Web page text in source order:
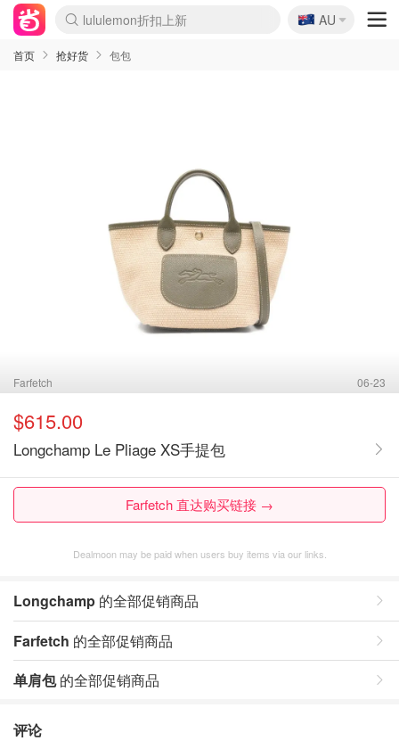
lululemon折扣上新
Sasa美妆护肤3.5折
SSENSE年中2.5折
FreshBeauty好价汇总
Cettire降价+叠9折
WWS Coles超市实拍
viagogo二手票捡漏
Myer超级周末
The Outnet奢牌1折起
David Jones 3折起
Flannels大牌1折
Perfumes Club护肤1折
AMIRO面罩$251
Amazon折扣汇总
eToro入金$200送$50
Amazon数码好物
ICONIC本周7.5折
ThedoubleF高奢地板价
Moose Knuckles 6折
丝芙兰5折起
EUFY摄像头$98
Selenichast首饰2折
Trip机票酒店促销
YSL送5件彩妆礼
Amazon家居好物
Amazon美妆护肤
雅漾大喷$8
过敏原检测盒$33
伊索独家赠50ml沐浴露
科颜氏高保湿面霜$29
SEALIFE海洋馆门票6折
丝塔芙大白罐$16
订阅Newsletter送香薰
Cult Beauty 6.8折
Harrods圣诞日历$525
LN-CC奢牌私促3折
d'Alba空姐喷雾$16
EVE LOM套装£56
Bernardelli独家4折
Adore Beauty 6折起
CT圣诞日历
Mytheresa奢品2.7折
Luxury Escapes 9折
Currentbody美容仪$881
MOON Garden Live
Roborock扫地机$649
Tingo Life水杯$24
Valentino官网5折
CR洗护套装$23
修丽可4件套$159
Myer彩妆2件7折
GANNI官网4.5折
Stylevana韩妆4折
Tessabit高奢8.5折
OGX洗发水$11
Amazon阿德莱德次日达
卡诗8.5折+赠礼
Philips Hue灯具8折
🇦🇺
AU
首页 抢好货 包包
Farfetch 06-23
$615.00
Longchamp Le Pliage XS手提包
Farfetch 直达购买链接 →
Dealmoon may be paid when users buy items via our links.
Longchamp 的全部促销商品
Farfetch 的全部促销商品
单肩包的全部促销商品
评论